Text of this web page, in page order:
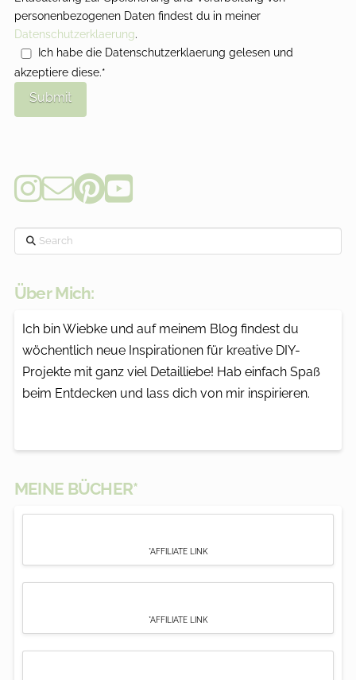
personenbezogenen Daten findest du in meiner
Datenschutzerklaerung.
Ich habe die Datenschutzerklaerung gelesen und
akzeptiere diese.*
Search
Über Mich:
Ich bin Wiebke und auf meinem Blog findest du
wöchentlich neue Inspirationen für kreative DIY-
Projekte mit ganz viel Detailliebe! Hab einfach Spaß
beim Entdecken und lass dich von mir inspirieren.
MEINE BÜCHER*
*AFFILIATE LINK
*AFFILIATE LINK